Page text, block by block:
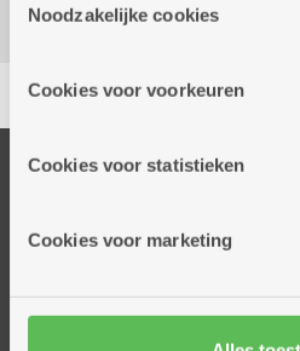
cookies hebben we jouw
cookies worden geplaatst door
informatie over jouw
partners kunnen deze
Noodzakelijke cookies
Cookies voor voorkeuren
Cookies voor statistieken
Cookies voor marketing
Onze diensten
Dienstencentra
Woonzorgcentra